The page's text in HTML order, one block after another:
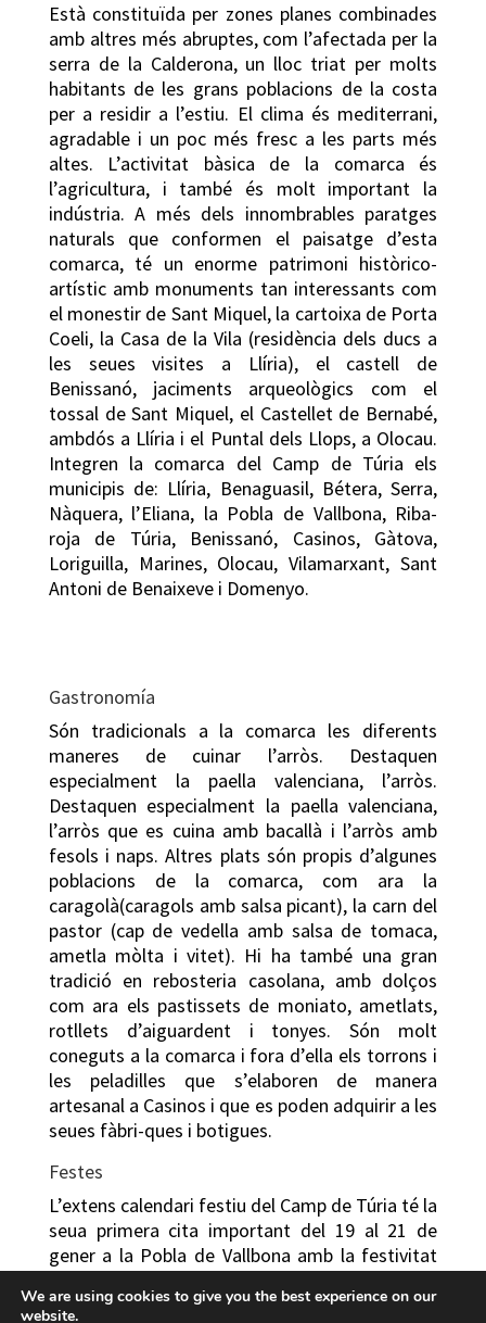
Està constituïda per zones planes combinades
amb altres més abruptes, com l’afectada per la
serra de la Calderona, un lloc triat per molts
habitants de les grans poblacions de la costa
per a residir a l’estiu. El clima és mediterrani,
agradable i un poc més fresc a les parts més
altes. L’activitat bàsica de la comarca és
l’agricultura, i també és molt important la
indústria. A més dels innombrables paratges
naturals que conformen el paisatge d’esta
comarca, té un enorme patrimoni històrico-
artístic amb monuments tan interessants com
el monestir de Sant Miquel, la cartoixa de Porta
Coeli, la Casa de la Vila (residència dels ducs a
les seues visites a Llíria), el castell de
Benissanó, jaciments arqueològics com el
tossal de Sant Miquel, el Castellet de Bernabé,
ambdós a Llíria i el Puntal dels Llops, a Olocau.
Integren la comarca del Camp de Túria els
municipis de: Llíria, Benaguasil, Bétera, Serra,
Nàquera, l’Eliana, la Pobla de Vallbona, Riba-
roja de Túria, Benissanó, Casinos, Gàtova,
Loriguilla, Marines, Olocau, Vilamarxant, Sant
Antoni de Benaixeve i Domenyo.
Gastronomía
Són tradicionals a la comarca les diferents
maneres de cuinar l’arròs. Destaquen
especialment la paella valenciana, l’arròs.
Destaquen especialment la paella valenciana,
l’arròs que es cuina amb bacallà i l’arròs amb
fesols i naps. Altres plats són propis d’algunes
poblacions de la comarca, com ara la
caragolà(caragols amb salsa picant), la carn del
pastor (cap de vedella amb salsa de tomaca,
ametla mòlta i vitet). Hi ha també una gran
tradició en rebosteria casolana, amb dolços
com ara els pastissets de moniato, ametlats,
rotllets d’aiguardent i tonyes. Són molt
coneguts a la comarca i fora d’ella els torrons i
les peladilles que s’elaboren de manera
artesanal a Casinos i que es poden adquirir a les
seues fàbri-ques i botigues.
Festes
L’extens calendari festiu del Camp de Túria té la
seua primera cita important del 19 al 21 de
gener a la Pobla de Vallbona amb la festivitat
contra les pestes.Sant Sebastià, guarda’ns de
We are using cookies to give you the best experience on our
website.